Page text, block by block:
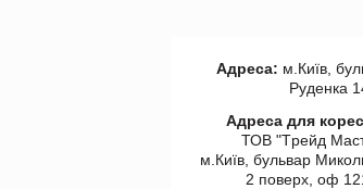
Адреса: м.Київ,
Руденка
Адреса для
ТОВ "Tрейд
м.Київ, бульвар
2 поверх, оф